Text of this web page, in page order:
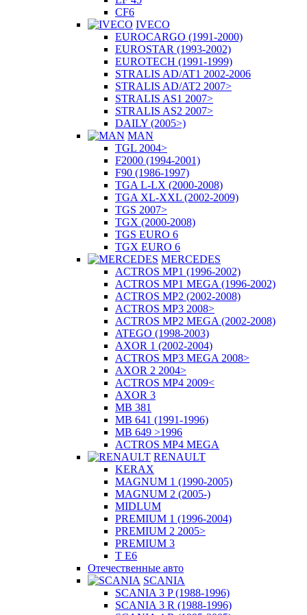
CF6
IVECO
EUROCARGO (1991-2000)
EUROSTAR (1993-2002)
EUROTECH (1991-1999)
STRALIS AD/AT1 2002-2006
STRALIS AD/AT2 2007>
STRALIS AS1 2007>
STRALIS AS2 2007>
DAILY (2005>)
MAN
TGL 2004>
F2000 (1994-2001)
F90 (1986-1997)
TGA L-LX (2000-2008)
TGA XL-XXL (2002-2009)
TGS 2007>
TGX (2000-2008)
TGS EURO 6
TGX EURO 6
MERCEDES
ACTROS MP1 (1996-2002)
ACTROS MP1 MEGA (1996-2002)
ACTROS MP2 (2002-2008)
ACTROS MP3 2008>
ACTROS MP2 MEGA (2002-2008)
ATEGO (1998-2003)
AXOR 1 (2002-2004)
ACTROS MP3 MEGA 2008>
AXOR 2 2004>
ACTROS MP4 2009<
AXOR 3
MB 381
MB 641 (1991-1996)
MB 649 >1996
ACTROS MP4 MEGA
RENAULT
KERAX
MAGNUM 1 (1990-2005)
MAGNUM 2 (2005-)
MIDLUM
PREMIUM 1 (1996-2004)
PREMIUM 2 2005>
PREMIUM 3
T E6
Отечественные авто
SCANIA
SCANIA 3 P (1988-1996)
SCANIA 3 R (1988-1996)